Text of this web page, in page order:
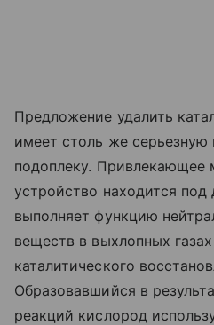
Предложение удалить
имеет столь же
подоплеку. Привлекающее
устройство находится
выполняет функцию
веществ в выхлопных
каталитического
Образовавшийся в
реакций кислород